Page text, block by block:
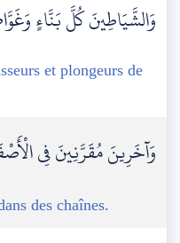
وَالشَّيَاطِينَ كُلَّ بَنَّاءٍ
et plongeurs de
وَآخَرِينَ مُقَرَّنِينَ فِي
des chaînes.